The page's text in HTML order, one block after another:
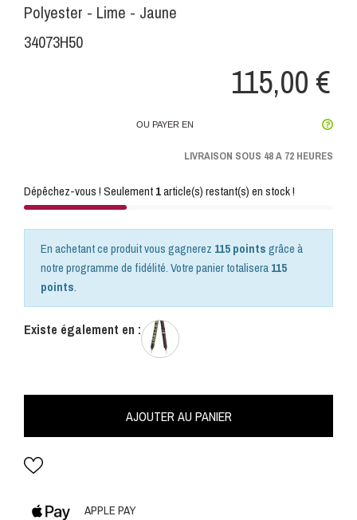
Polyester - Lime - Jaune
34073H50
115,00 €
OU PAYER EN
LIVRAISON SOUS 48 A 72 HEURES
Dépêchez-vous ! Seulement1article(s) restant(s) en stock !
En achetant ce produit vous gagnerez 115 pointsgrâce à
notre programme de fidélité. Votre panier totalisera115
points.
Existe également en :
AJOUTER AU PANIER
APPLE PAY